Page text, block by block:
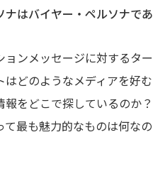
ナはバイヤー・ペルソナで
ョンメッセージに対するタ
はどのようなメディアを好
報をどこで探しているのか？
最も魅力的なものは何なの